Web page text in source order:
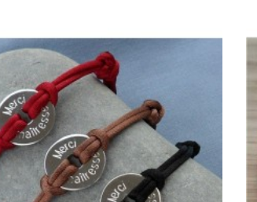
 
Ajouter au panier